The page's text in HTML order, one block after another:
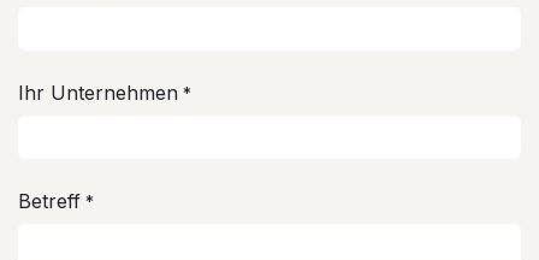
Ihr Unternehmen *
Betreff *